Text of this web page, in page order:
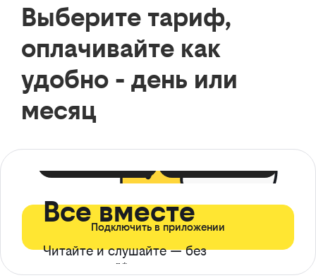
Выберите тариф,
оплачивайте как
удобно - день или
месяц
Все вместе
Читайте и слушайте — без
ограничений*
Подключить в приложении